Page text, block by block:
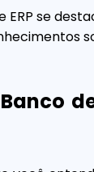
se